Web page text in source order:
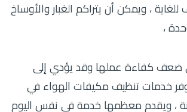
للغاية ، ويمكن أن يتراكم الغبار والأوساخ
،
ضعف كفاءة عملها وقد يؤدي إلى
خدمات تنظيف مكيفات الهواء في
، ويقدم معظمها خدمة في نفس اليوم